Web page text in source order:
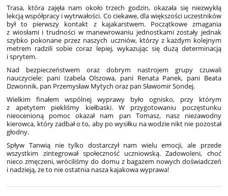
Trasa, która zajęła nam około trzech godzin, okazała się niezwykłą
lekcją współpracy i wytrwałości. Co ciekawe, dla większości uczestników
był to pierwszy kontakt z kajakarstwem. Początkowe zmagania
z wiosłami i trudności w manewrowaniu jednostkami zostały jednak
szybko pokonane przez naszych uczniów, którzy z każdym kolejnym
metrem radzili sobie coraz lepiej, wykazując się dużą determinacją
i sprytem.
Nad bezpieczeństwem oraz dobrym nastrojem grupy czuwali
nauczyciele: pani Izabela Olszowa, pani Renata Panek, pani Beata
Dzwonnik, pan Przemysław Mytych oraz pan Sławomir Sondej.
Wielkim finałem wspólnej wyprawy było ognisko, przy którym
z apetytem piekliśmy kiełbaski. W przygotowaniu poczęstunku
nieocenioną pomoc okazał nam pan Tomasz, nasz niezawodny
kierowca, który zadbał o to, aby po wysiłku na wodzie nikt nie pozostał
głodny.
Spływ Tanwią nie tylko dostarczył nam wielu emocji, ale przede
wszystkim zintegrował społeczność uczniowską. Zadowoleni, choć
nieco zmęczeni, wróciliśmy do domu z bagażem nowych doświadczeń
i nadzieją, że to nie ostatnia nasza kajakowa wyprawa!